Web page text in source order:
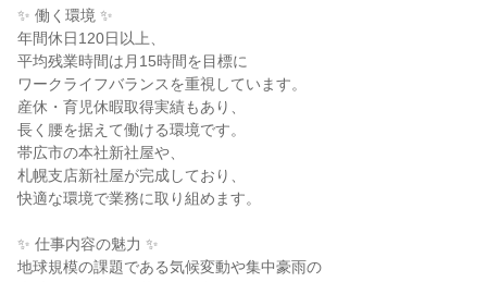
✨ 働く環境 ✨
年間休日120日以上、
平均残業時間は月15時間を目標に
ワークライフバランスを重視しています。
産休・育児休暇取得実績もあり、
長く腰を据えて働ける環境です。
帯広市の本社新社屋や、
札幌支店新社屋が完成しており、
快適な環境で業務に取り組めます。
✨ 仕事内容の魅力 ✨
地球規模の課題である気候変動や集中豪雨の